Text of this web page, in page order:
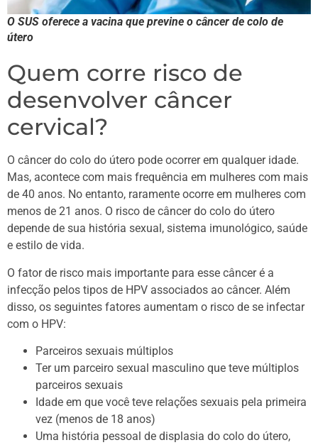
O SUS oferece a vacina que previne o câncer de colo de
útero
Quem corre risco de
desenvolver câncer
cervical?
O câncer do colo do útero pode ocorrer em qualquer idade.
Mas, acontece com mais frequência em mulheres com mais
de 40 anos. No entanto, raramente ocorre em mulheres com
menos de 21 anos. O risco de câncer do colo do útero
depende de sua história sexual, sistema imunológico, saúde
e estilo de vida.
O fator de risco mais importante para esse câncer é a
infecção pelos tipos de HPV associados ao câncer. Além
disso, os seguintes fatores aumentam o risco de se infectar
com o HPV:
Parceiros sexuais múltiplos
Ter um parceiro sexual masculino que teve múltiplos
parceiros sexuais
Idade em que você teve relações sexuais pela primeira
vez (menos de 18 anos)
Uma história pessoal de displasia do colo do útero,